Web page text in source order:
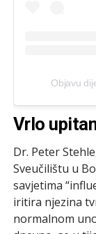
Objavu
Vrlo
Dr. Peter
Sveučilištu u
savjetima
iritira njezina
normalnom